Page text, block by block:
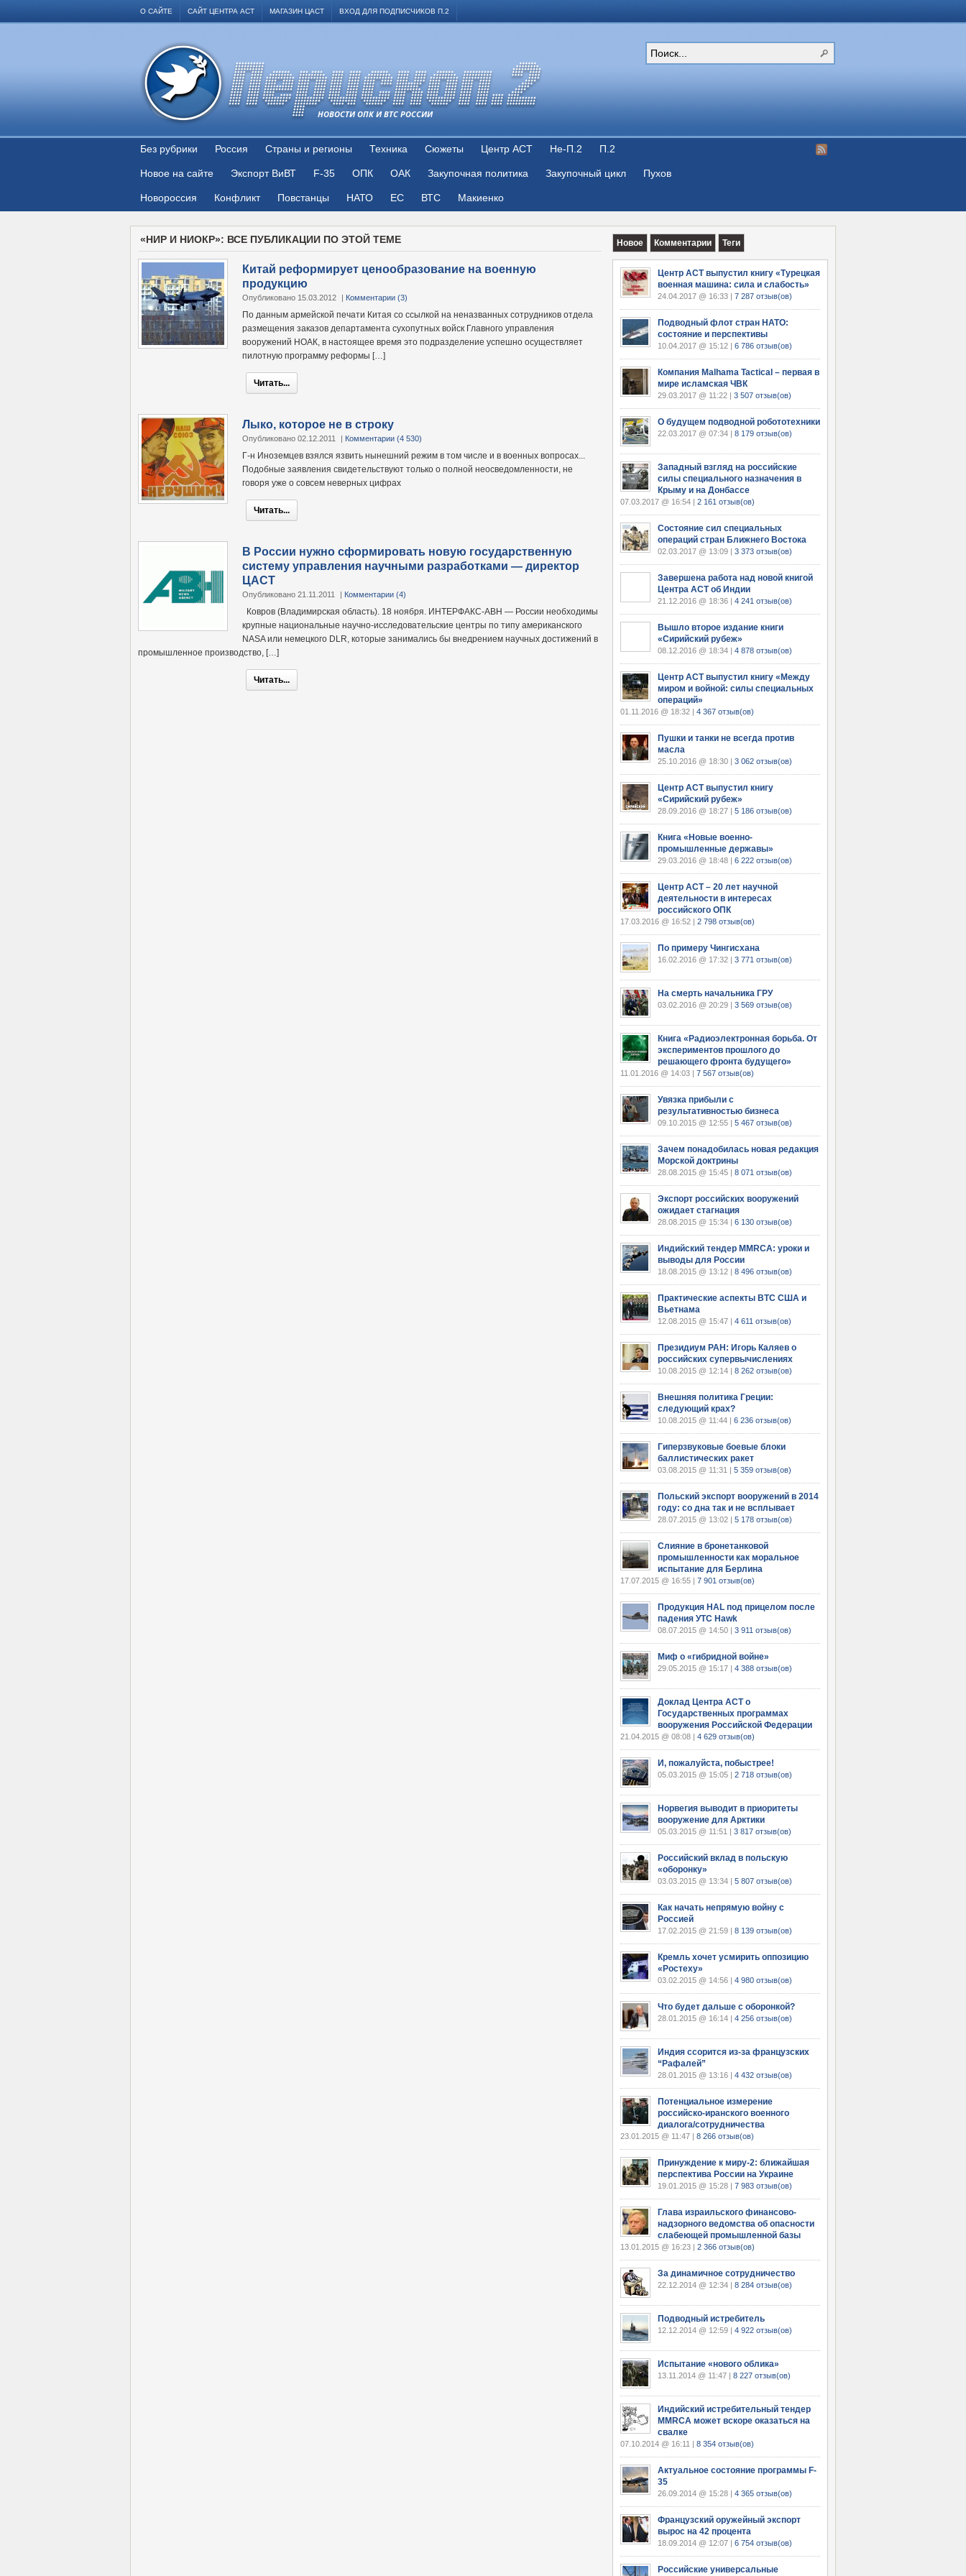
О САЙТЕ САЙТ ЦЕНТРА АСТ МАГАЗИН ЦАСТ ВХОД ДЛЯ ПОДПИСЧИКОВ П.2
НОВОСТИ ОПК И ВТС РОССИИ
Без рубрики Россия Страны и регионы Техника Сюжеты Центр АСТ Не-П.2 П.2
Новое на сайте Экспорт ВиВТ F-35 ОПК ОАК Закупочная политика Закупочный цикл Пухов
Новороссия Конфликт Повстанцы НАТО ЕС ВТС Макиенко
«НИР И НИОКР»: ВСЕ ПУБЛИКАЦИИ ПО ЭТОЙ ТЕМЕ
Китай реформирует ценообразование на военную
продукцию
Опубликовано 15.03.2012 | Комментарии (3)
По данным армейской печати Китая со ссылкой на неназванных сотрудников отдела
размещения заказов департамента сухопутных войск Главного управления
вооружений НОАК, в настоящее время это подразделение успешно осуществляет
пилотную программу реформы […]
Читать...
Лыко, которое не в строку
Опубликовано 02.12.2011 | Комментарии (4 530)
Г-н Иноземцев взялся язвить нынешний режим в том числе и в военных вопросах...
Подобные заявления свидетельствуют только о полной неосведомленности, не
говоря уже о совсем неверных цифрах
Читать...
В России нужно сформировать новую государственную
систему управления научными разработками — директор
ЦАСТ
Опубликовано 21.11.2011 | Комментарии (4)
Ковров (Владимирская область). 18 ноября. ИНТЕРФАКС-АВН — России необходимы
крупные национальные научно-исследовательские центры по типу американского
NASA или немецкого DLR, которые занимались бы внедрением научных достижений в
промышленное производство, […]
Читать...
Новое Комментарии Теги
Центр АСТ выпустил книгу «Турецкая
военная машина: сила и слабость»
24.04.2017 @ 16:33 | 7 287 отзыв(ов)
Подводный флот стран НАТО:
состояние и перспективы
10.04.2017 @ 15:12 | 6 786 отзыв(ов)
Компания Malhama Tactical – первая в
мире исламская ЧВК
29.03.2017 @ 11:22 | 3 507 отзыв(ов)
О будущем подводной робототехники
22.03.2017 @ 07:34 | 8 179 отзыв(ов)
Западный взгляд на российские
силы специального назначения в
Крыму и на Донбассе
07.03.2017 @ 16:54 | 2 161 отзыв(ов)
Состояние сил специальных
операций стран Ближнего Востока
02.03.2017 @ 13:09 | 3 373 отзыв(ов)
Завершена работа над новой книгой
Центра АСТ об Индии
21.12.2016 @ 18:36 | 4 241 отзыв(ов)
Вышло второе издание книги
«Сирийский рубеж»
08.12.2016 @ 18:34 | 4 878 отзыв(ов)
Центр АСТ выпустил книгу «Между
миром и войной: силы специальных
операций»
01.11.2016 @ 18:32 | 4 367 отзыв(ов)
Пушки и танки не всегда против
масла
25.10.2016 @ 18:30 | 3 062 отзыв(ов)
Центр АСТ выпустил книгу
«Сирийский рубеж»
28.09.2016 @ 18:27 | 5 186 отзыв(ов)
Книга «Новые военно-
промышленные державы»
29.03.2016 @ 18:48 | 6 222 отзыв(ов)
Центр АСТ – 20 лет научной
деятельности в интересах
российского ОПК
17.03.2016 @ 16:52 | 2 798 отзыв(ов)
По примеру Чингисхана
16.02.2016 @ 17:32 | 3 771 отзыв(ов)
На смерть начальника ГРУ
03.02.2016 @ 20:29 | 3 569 отзыв(ов)
Книга «Радиоэлектронная борьба. От
экспериментов прошлого до
решающего фронта будущего»
11.01.2016 @ 14:03 | 7 567 отзыв(ов)
Увязка прибыли с
результативностью бизнеса
09.10.2015 @ 12:55 | 5 467 отзыв(ов)
Зачем понадобилась новая редакция
Морской доктрины
28.08.2015 @ 15:45 | 8 071 отзыв(ов)
Экспорт российских вооружений
ожидает стагнация
28.08.2015 @ 15:34 | 6 130 отзыв(ов)
Индийский тендер MMRCA: уроки и
выводы для России
18.08.2015 @ 13:12 | 8 496 отзыв(ов)
Практические аспекты ВТС США и
Вьетнама
12.08.2015 @ 15:47 | 4 611 отзыв(ов)
Президиум РАН: Игорь Каляев о
российских супервычислениях
10.08.2015 @ 12:14 | 8 262 отзыв(ов)
Внешняя политика Греции:
следующий крах?
10.08.2015 @ 11:44 | 6 236 отзыв(ов)
Гиперзвуковые боевые блоки
баллистических ракет
03.08.2015 @ 11:31 | 5 359 отзыв(ов)
Польский экспорт вооружений в 2014
году: со дна так и не всплывает
28.07.2015 @ 13:02 | 5 178 отзыв(ов)
Слияние в бронетанковой
промышленности как моральное
испытание для Берлина
17.07.2015 @ 16:55 | 7 901 отзыв(ов)
Продукция HAL под прицелом после
падения УТС Hawk
08.07.2015 @ 14:50 | 3 911 отзыв(ов)
Миф о «гибридной войне»
29.05.2015 @ 15:17 | 4 388 отзыв(ов)
Доклад Центра АСТ о
Государственных программах
вооружения Российской Федерации
21.04.2015 @ 08:08 | 4 629 отзыв(ов)
И, пожалуйста, побыстрее!
05.03.2015 @ 15:05 | 2 718 отзыв(ов)
Норвегия выводит в приоритеты
вооружение для Арктики
05.03.2015 @ 11:51 | 3 817 отзыв(ов)
Российский вклад в польскую
«оборонку»
03.03.2015 @ 13:34 | 5 807 отзыв(ов)
Как начать непрямую войну с
Россией
17.02.2015 @ 21:59 | 8 139 отзыв(ов)
Кремль хочет усмирить оппозицию
«Ростеху»
03.02.2015 @ 14:56 | 4 980 отзыв(ов)
Что будет дальше с оборонкой?
28.01.2015 @ 16:14 | 4 256 отзыв(ов)
Индия ссорится из-за французских
“Рафалей”
28.01.2015 @ 13:16 | 4 432 отзыв(ов)
Потенциальное измерение
российско-иранского военного
диалога/сотрудничества
23.01.2015 @ 11:47 | 8 266 отзыв(ов)
Принуждение к миру-2: ближайшая
перспектива России на Украине
19.01.2015 @ 15:28 | 7 983 отзыв(ов)
Глава израильского финансово-
надзорного ведомства об опасности
слабеющей промышленной базы
13.01.2015 @ 16:23 | 2 366 отзыв(ов)
За динамичное сотрудничество
22.12.2014 @ 12:34 | 8 284 отзыв(ов)
Подводный истребитель
12.12.2014 @ 12:59 | 4 922 отзыв(ов)
Испытание «нового облика»
13.11.2014 @ 11:47 | 8 227 отзыв(ов)
Индийский истребительный тендер
MMRCA может вскоре оказаться на
свалке
07.10.2014 @ 16:11 | 8 354 отзыв(ов)
Актуальное состояние программы F-
35
26.09.2014 @ 15:28 | 4 365 отзыв(ов)
Французский оружейный экспорт
вырос на 42 процента
18.09.2014 @ 12:07 | 6 754 отзыв(ов)
Российские универсальные